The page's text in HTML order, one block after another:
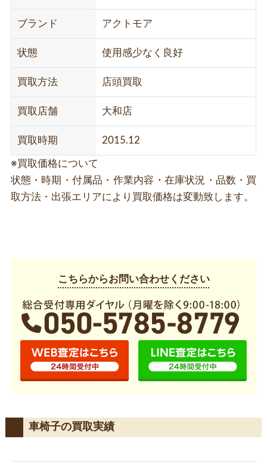
ブランド アクトモア
状態 使用感少なく良好
買取方法 店頭買取
買取店舗 大和店
買取時期 2015.12
※買取価格について
状態・時期・付属品・作業内容・在庫状況・品数・買
取方法・出張エリアにより買取価格は変動致します。
こちらからお問い合わせください
車椅子の買取実績